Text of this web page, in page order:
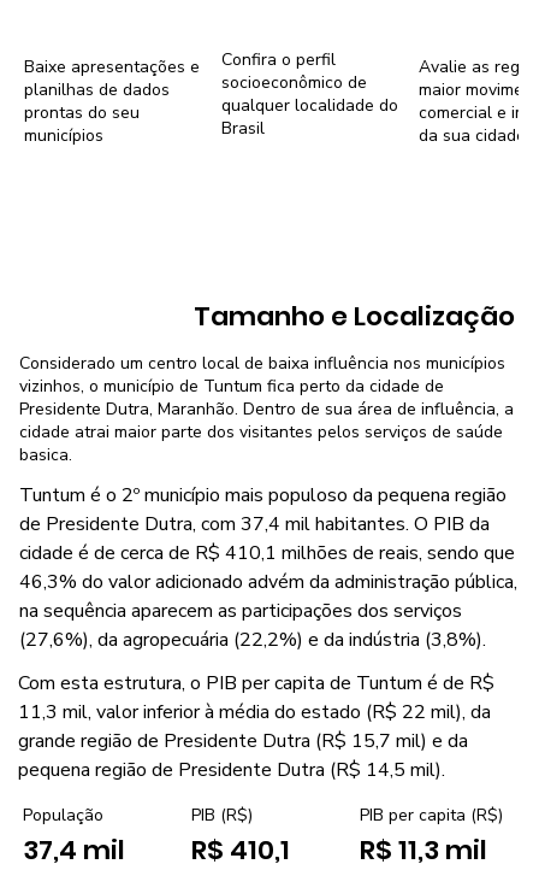
Baixe apresentações e
planilhas de dados
prontas do seu
municípios
Confira o perfil
socioeconômico de
qualquer localidade do
Brasil
Avalie as
maior
comercial e
da sua cidade
Tamanho e Localização
Considerado um centro local de baixa influência nos municípios
vizinhos, o município de Tuntum fica perto da cidade de
Presidente Dutra, Maranhão. Dentro de sua área de influência, a
cidade atrai maior parte dos visitantes pelos serviços de saúde
basica.
Tuntum é o 2º município mais populoso da pequena região
de Presidente Dutra, com 37,4 mil habitantes. O PIB da
cidade é de cerca de R$ 410,1 milhões de reais, sendo que
46,3% do valor adicionado advém da administração pública,
na sequência aparecem as participações dos serviços
(27,6%), da agropecuária (22,2%) e da indústria (3,8%).
Com esta estrutura, o PIB per capita de Tuntum é de R$
11,3 mil, valor inferior à média do estado (R$ 22 mil), da
grande região de Presidente Dutra (R$ 15,7 mil) e da
pequena região de Presidente Dutra (R$ 14,5 mil).
População
37,4 mil
PIB (R$)
R$ 410,1
PIB per capita (R$)
R$ 11,3 mil